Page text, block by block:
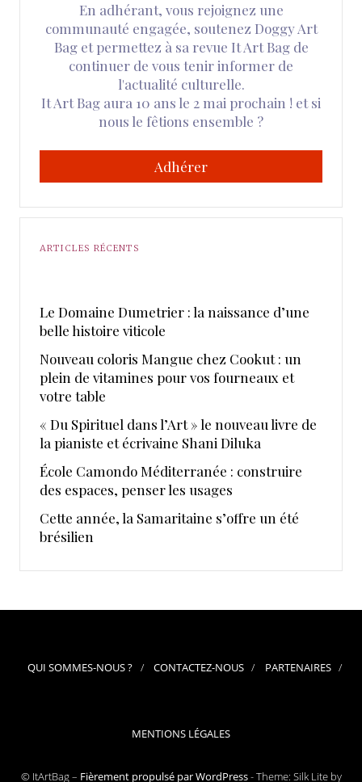
En adhérant, vous rejoignez une
communauté engagée, soutenez Doggy Art
Bag et permettez à sa revue It Art Bag de
continuer de vous tenir informer de
l'actualité culturelle.
It Art Bag aura 10 ans le 2 mai prochain ! et si
nous le fêtions ensemble ?
Adhérer
ARTICLES RÉCENTS
Le Domaine Dumetrier : la naissance d’une
belle histoire viticole
Nouveau coloris Mangue chez Cookut : un
plein de vitamines pour vos fourneaux et
votre table
« Du Spirituel dans l’Art » le nouveau livre de
la pianiste et écrivaine Shani Diluka
École Camondo Méditerranée : construire
des espaces, penser les usages
Cette année, la Samaritaine s’offre un été
brésilien
QUI SOMMES-NOUS ? CONTACTEZ-NOUS PARTENAIRES
MENTIONS LÉGALES
© ItArtBag – Fièrement propulsé par WordPress-Theme: Silk Lite by